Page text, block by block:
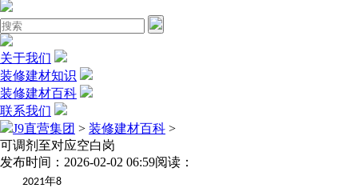
关于我们
装修建材知识
装修建材百科
联系我们
J9直营集团 > 装修建材百科 >
可调剂至对应空白岗
发布时间：2026-02-02 06:59阅读：
2021年8